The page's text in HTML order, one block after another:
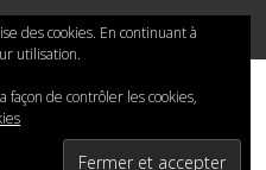
des cookies. En continuant à
utilisation.
de contrôler les cookies,